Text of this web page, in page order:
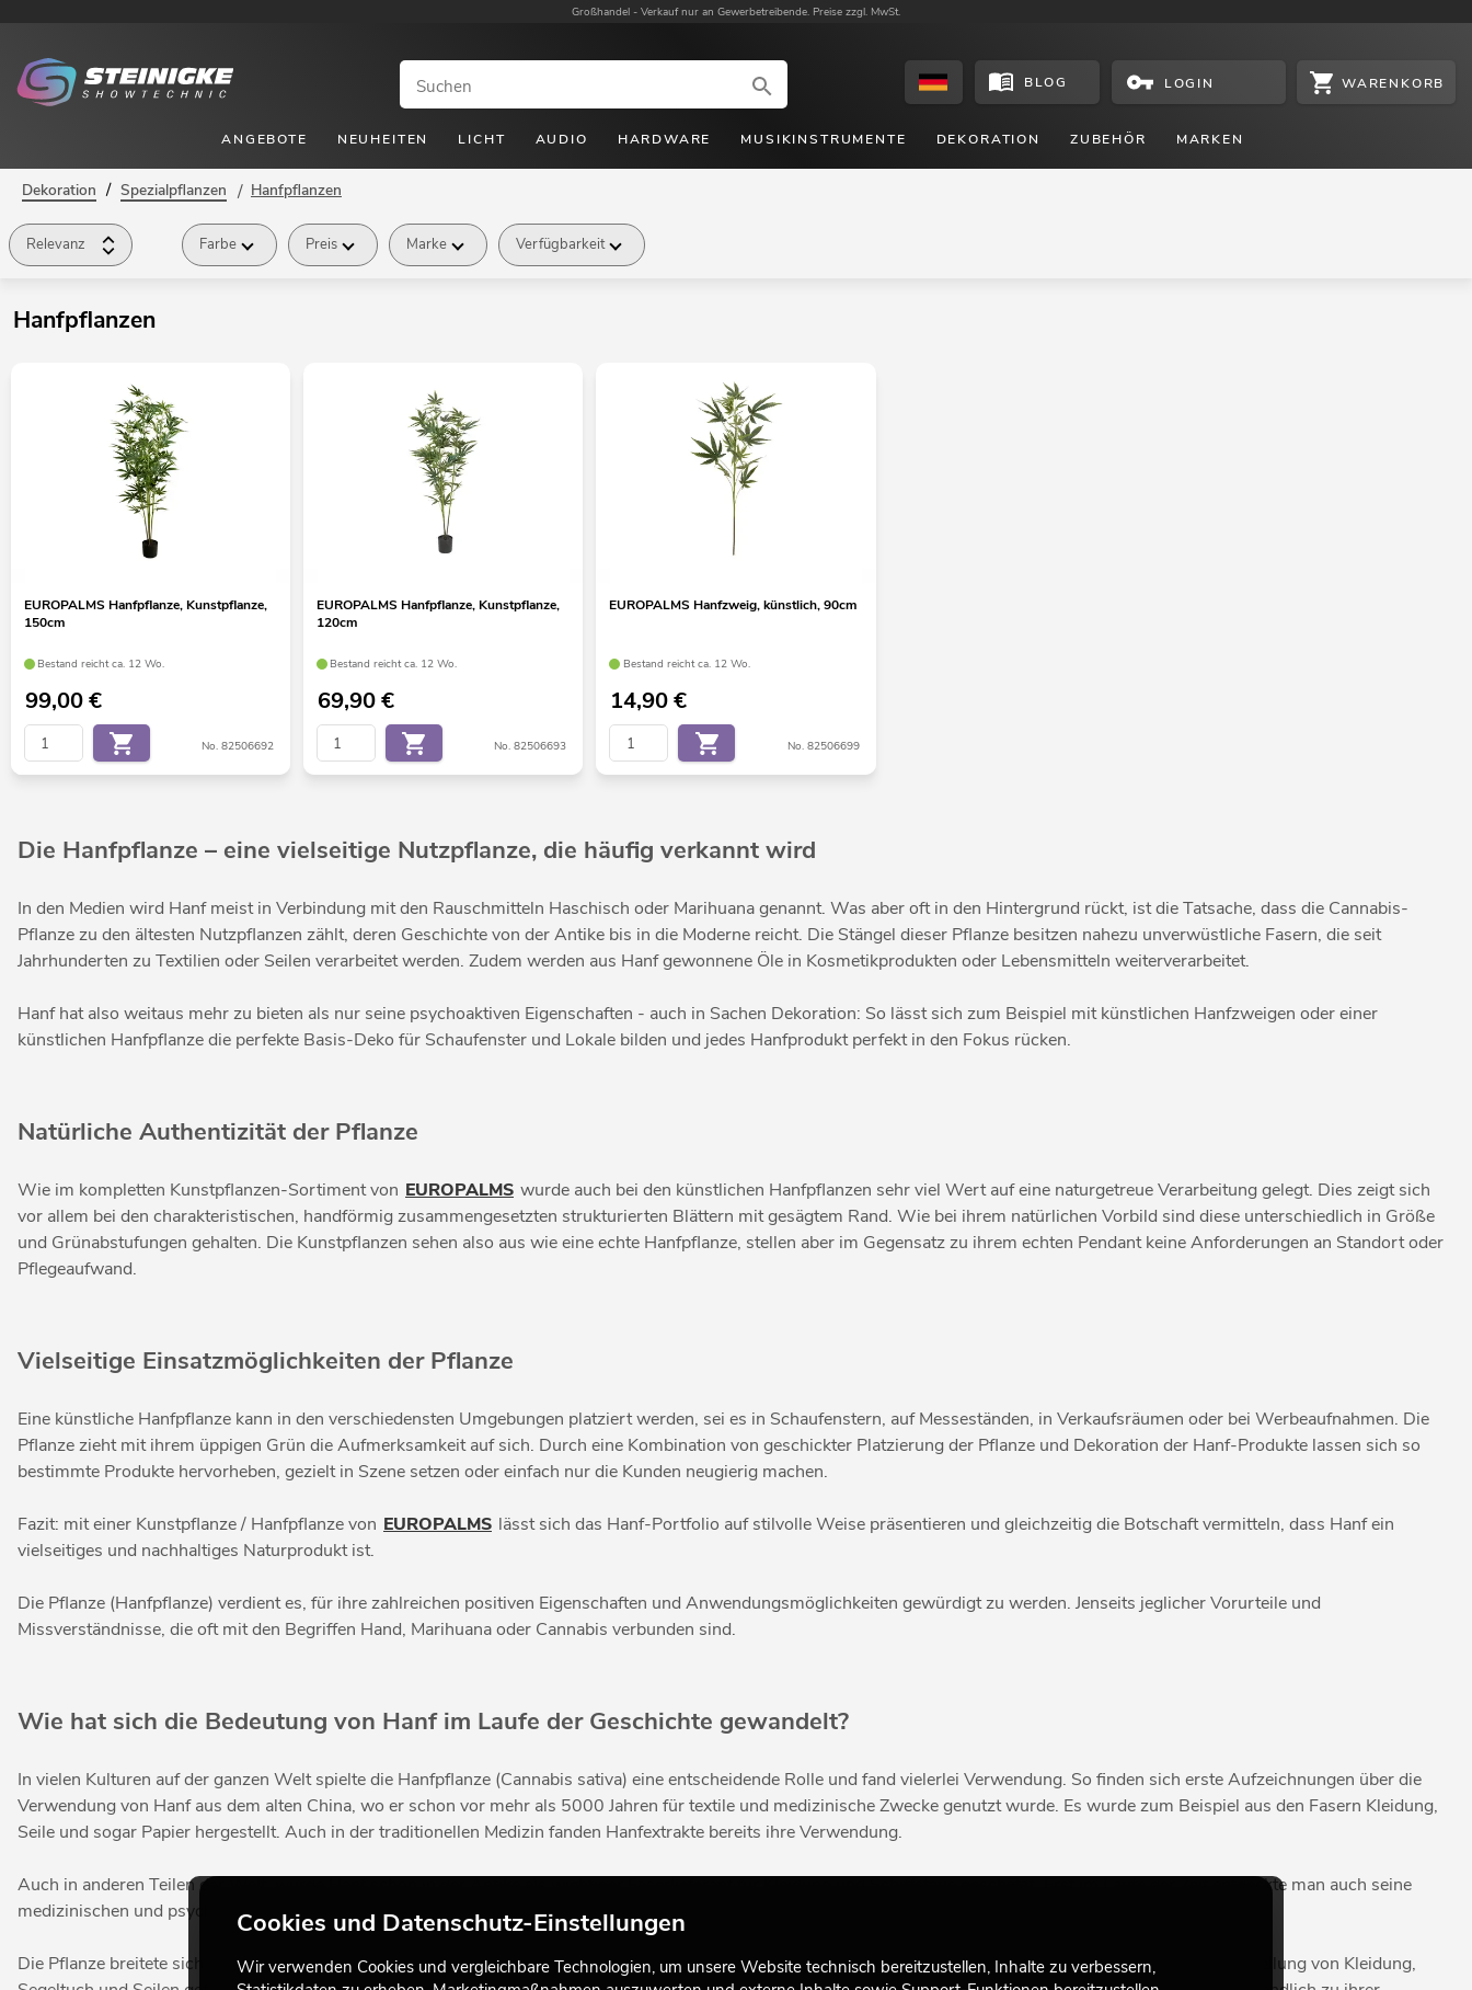
Großhandel - Verkauf nur an Gewerbetreibende. Preise zzgl. MwSt.
BLOG LOGIN WARENKORB
ANGEBOTE NEUHEITEN LICHT AUDIO HARDWARE MUSIKINSTRUMENTE DEKORATION ZUBEHÖR MARKEN
Dekoration / Spezialpflanzen / Hanfpflanzen
Relevanz Farbe Preis Marke Verfügbarkeit
Hanfpflanzen
EUROPALMS Hanfpflanze, Kunstpflanze,
150cm
Bestand reicht ca. 12 Wo.
99,00€
No. 82506692
EUROPALMS Hanfpflanze, Kunstpflanze,
120cm
Bestand reicht ca. 12 Wo.
69,90€
No. 82506693
EUROPALMS Hanfzweig, künstlich, 90cm
Bestand reicht ca. 12 Wo.
14,90€
No. 82506699
Die Hanfpflanze – eine vielseitige Nutzpflanze, die häufig verkannt wird
In den Medien wird Hanf meist in Verbindung mit den Rauschmitteln Haschisch oder Marihuana genannt. Was aber oft in den Hintergrund rückt, ist die Tatsache, dass die Cannabis-
Pflanze zu den ältesten Nutzpflanzen zählt, deren Geschichte von der Antike bis in die Moderne reicht. Die Stängel dieser Pflanze besitzen nahezu unverwüstliche Fasern, die seit
Jahrhunderten zu Textilien oder Seilen verarbeitet werden. Zudem werden aus Hanf gewonnene Öle in Kosmetikprodukten oder Lebensmitteln weiterverarbeitet.
Hanf hat also weitaus mehr zu bieten als nur seine psychoaktiven Eigenschaften - auch in Sachen Dekoration: So lässt sich zum Beispiel mit künstlichen Hanfzweigen oder einer
künstlichen Hanfpflanze die perfekte Basis-Deko für Schaufenster und Lokale bilden und jedes Hanfprodukt perfekt in den Fokus rücken.
Natürliche Authentizität der Pflanze
Wie im kompletten Kunstpflanzen-Sortiment von EUROPALMS wurde auch bei den künstlichen Hanfpflanzen sehr viel Wert auf eine naturgetreue Verarbeitung gelegt. Dies zeigt sich
vor allem bei den charakteristischen, handförmig zusammengesetzten strukturierten Blättern mit gesägtem Rand. Wie bei ihrem natürlichen Vorbild sind diese unterschiedlich in Größe
und Grünabstufungen gehalten. Die Kunstpflanzen sehen also aus wie eine echte Hanfpflanze, stellen aber im Gegensatz zu ihrem echten Pendant keine Anforderungen an Standort oder
Pflegeaufwand.
Vielseitige Einsatzmöglichkeiten der Pflanze
Eine künstliche Hanfpflanze kann in den verschiedensten Umgebungen platziert werden, sei es in Schaufenstern, auf Messeständen, in Verkaufsräumen oder bei Werbeaufnahmen. Die
Pflanze zieht mit ihrem üppigen Grün die Aufmerksamkeit auf sich. Durch eine Kombination von geschickter Platzierung der Pflanze und Dekoration der Hanf-Produkte lassen sich so
bestimmte Produkte hervorheben, gezielt in Szene setzen oder einfach nur die Kunden neugierig machen.
Fazit: mit einer Kunstpflanze / Hanfpflanze von EUROPALMS lässt sich das Hanf-Portfolio auf stilvolle Weise präsentieren und gleichzeitig die Botschaft vermitteln, dass Hanf ein
vielseitiges und nachhaltiges Naturprodukt ist.
Die Pflanze (Hanfpflanze) verdient es, für ihre zahlreichen positiven Eigenschaften und Anwendungsmöglichkeiten gewürdigt zu werden. Jenseits jeglicher Vorurteile und
Missverständnisse, die oft mit den Begriffen Hand, Marihuana oder Cannabis verbunden sind.
Wie hat sich die Bedeutung von Hanf im Laufe der Geschichte gewandelt?
In vielen Kulturen auf der ganzen Welt spielte die Hanfpflanze (Cannabis sativa) eine entscheidende Rolle und fand vielerlei Verwendung. So finden sich erste Aufzeichnungen über die
Verwendung von Hanf aus dem alten China, wo er schon vor mehr als 5000 Jahren für textile und medizinische Zwecke genutzt wurde. Es wurde zum Beispiel aus den Fasern Kleidung,
Seile und sogar Papier hergestellt. Auch in der traditionellen Medizin fanden Hanfextrakte bereits ihre Verwendung.
Auch in anderen Teilen der Welt, wurde Hanf schon in der Antike als wichtiger Faserlieferant für Kleidung und Schiffstaue geschätzt. Erst im Laufe der Zeit entdeckte man auch seine
medizinischen und psychoaktiven Eigenschaften, welche in einigen Kulturen als rituelles und spirituellen Werkzeug genutzt wurden.
Die Pflanze breitete sich im Laufe der Zeit auch in Europa aus, wo sie im Mittelalter als wichtige Kulturpflanze diente. Ihr Anbau wurde hauptsächlich für die Herstellung von Kleidung,
Cookies und Datenschutz-Einstellungen
Wir verwenden Cookies und vergleichbare Technologien, um unsere Website technisch bereitzustellen, Inhalte zu verbessern,